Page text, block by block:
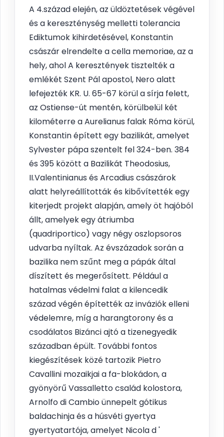
A 4.század elején, az üldöztetések végével
és a kereszténység melletti tolerancia
Ediktumok kihirdetésével, Konstantin
császár elrendelte a cella memoriae, az a
hely, ahol A keresztények tisztelték a
emlékét Szent Pál apostol, Nero alatt
lefejezték KR. U. 65-67 körül a sírja felett,
az Ostiense-út mentén, körülbelül két
kilométerre a Aurelianus falak Róma körül,
Konstantin épített egy bazilikát, amelyet
Sylvester pápa szentelt fel 324-ben. 384
és 395 között a Bazilikát Theodosius,
II.Valentinianus és Arcadius császárok
alatt helyreállították és kibővítették egy
kiterjedt projekt alapján, amely öt hajóból
állt, amelyek egy átriumba
(quadriportico) vagy négy oszlopsoros
udvarba nyíltak. Az évszázadok során a
bazilika nem szűnt meg a pápák által
díszített és megerősített. Például a
hatalmas védelmi falat a kilencedik
század végén építették az inváziók elleni
védelemre, míg a harangtorony és a
csodálatos Bizánci ajtó a tizenegyedik
században épült. További fontos
kiegészítések közé tartozik Pietro
Cavallini mozaikjai a fa-blokádon, a
gyönyörű Vassalletto család kolostora,
Arnolfo di Cambio ünnepelt gótikus
baldachinja és a húsvéti gyertya
gyertyatartója, amelyet Nicola d '